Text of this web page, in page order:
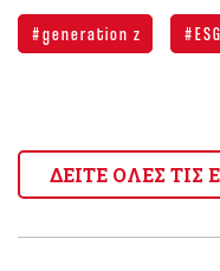
generation z
ΔΕΙΤΕ ΟΛΕΣ ΤΙΣ